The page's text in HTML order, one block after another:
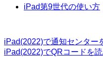
iPad第9世代の使い方
iPad(2022)で通知センター
iPad(2022)でQRコードを